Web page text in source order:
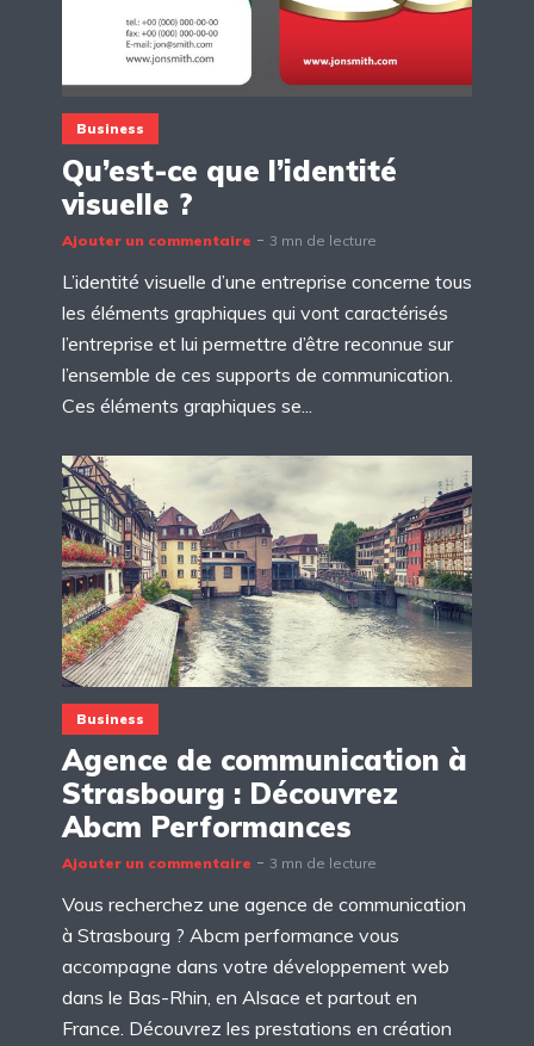
Business
Qu’est-ce que l’identité
visuelle ?
Ajouter un commentaire 3 mn de lecture
L’identité visuelle d’une entreprise concerne tous
les éléments graphiques qui vont caractérisés
l’entreprise et lui permettre d’être reconnue sur
l’ensemble de ces supports de communication.
Ces éléments graphiques se...
Business
Agence de communication à
Strasbourg : Découvrez
Abcm Performances
Ajouter un commentaire 3 mn de lecture
Vous recherchez une agence de communication
à Strasbourg ? Abcm performance vous
accompagne dans votre développement web
dans le Bas-Rhin, en Alsace et partout en
France. Découvrez les prestations en création